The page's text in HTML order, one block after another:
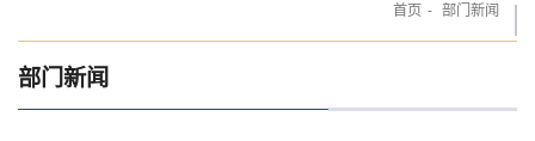
首页 - 部门新闻
部门新闻